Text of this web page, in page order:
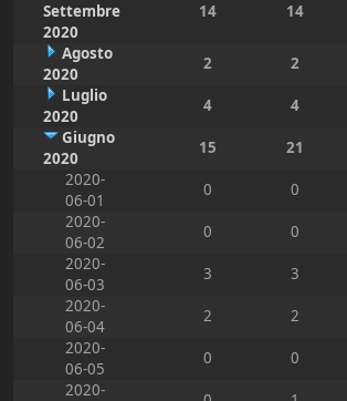
Settembre
2020
14 14
Agosto
2020
2 2
Luglio
2020
4 4
Giugno
2020
15 21
2020-
06-01
0 0
2020-
06-02
0 0
2020-
06-03
3 3
2020-
06-04
2 2
2020-
06-05
0 0
2020-